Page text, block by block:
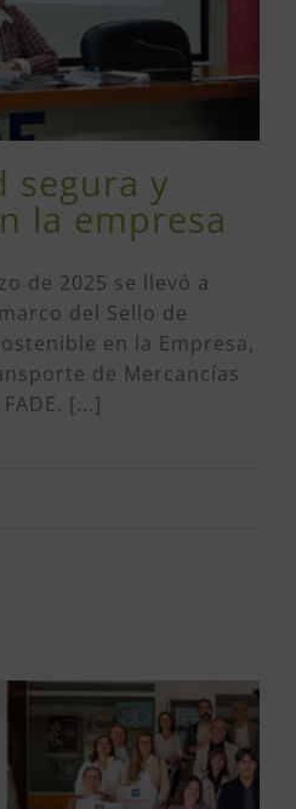
segura y
la empresa
de 2025 se llevó a
del Sello de
en la Empresa,
de Mercancías
[...]